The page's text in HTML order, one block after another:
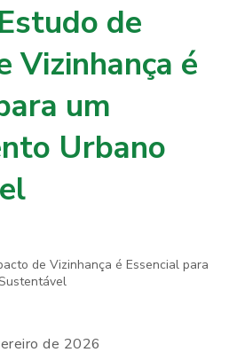
de
Vizinhança é
um
Urbano
de 2026